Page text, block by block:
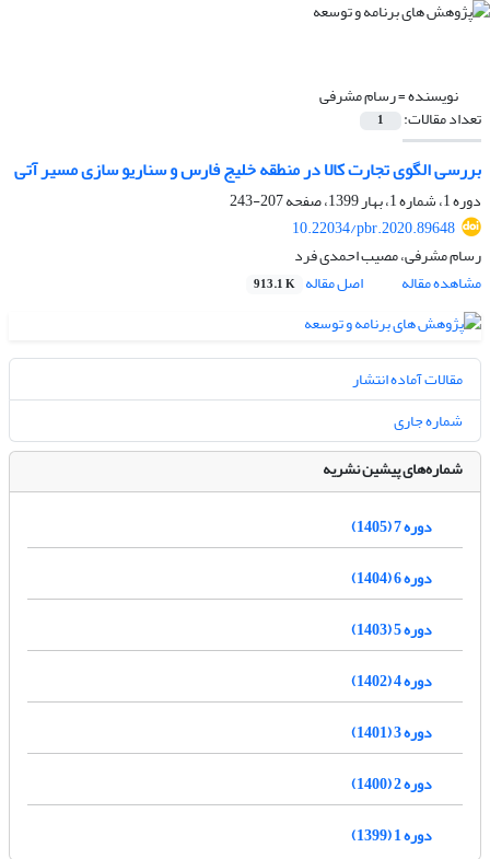
نویسنده =رسام مشرفی
تعداد مقالات: 1
بررسی الگوی تجارت کالا در منطقه خلیج فارس و سناریو سازی مسیر آتی
دوره 1، شماره 1، بهار 1399، صفحه
207-243
10.22034/pbr.2020.89648
رسام مشرفی، مصیب احمدی فرد
مشاهده مقاله
اصل مقاله 913.1 K
مقالات آماده انتشار
شماره جاری
شماره‌های پیشین نشریه
دوره 7 (1405)
دوره 6 (1404)
دوره 5 (1403)
دوره 4 (1402)
دوره 3 (1401)
دوره 2 (1400)
دوره 1 (1399)